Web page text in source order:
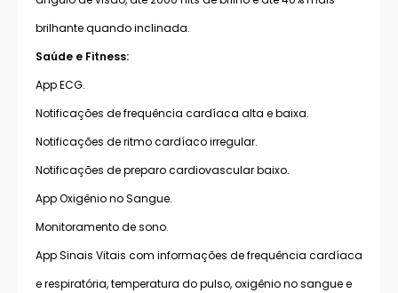
brilhante quando inclinada.
Saúde e Fitness:
App ECG.
Notificações de frequência cardíaca alta e baixa.
Notificações de ritmo cardíaco irregular.
Notificações de preparo cardiovascular baixo.
App Oxigênio no Sangue.
Monitoramento de sono.
App Sinais Vitais com informações de frequência cardíaca
e respiratória, temperatura do pulso, oxigênio no sangue e